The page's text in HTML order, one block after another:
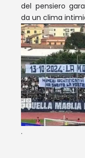
del pensiero
da un clima
.